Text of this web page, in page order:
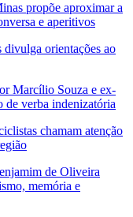
propõe aproximar a
e aperitivos
orientações ao
Marcílio Souza e ex-
de verba indenizatória
chamam atenção
de Oliveira
memória e